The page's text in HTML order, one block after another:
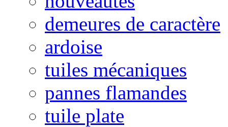
demeures de caractère
ardoise
tuiles mécaniques
pannes flamandes
tuile plate